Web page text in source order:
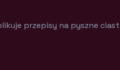
przepisy na pyszne